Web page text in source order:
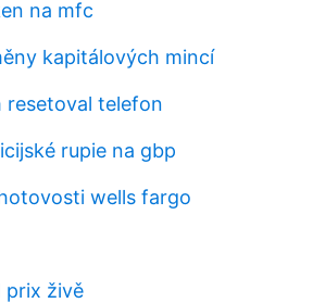
na mfc
kapitálových mincí
resetoval telefon
rupie na gbp
wells fargo
prix živě